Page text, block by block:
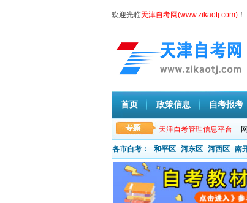
欢迎光临天津自考网(www.zikaotj.com)
首页 政策信息 自考报考
天津自考管理信息平台
各市自考： 和平区 河东区 河西区 南